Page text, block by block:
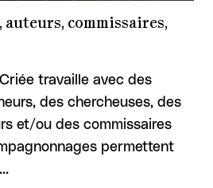
commissaires,
travaille avec des
des chercheuses, des
et/ou des commissaires
permettent